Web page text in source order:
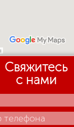
Свяжитесь
с нами